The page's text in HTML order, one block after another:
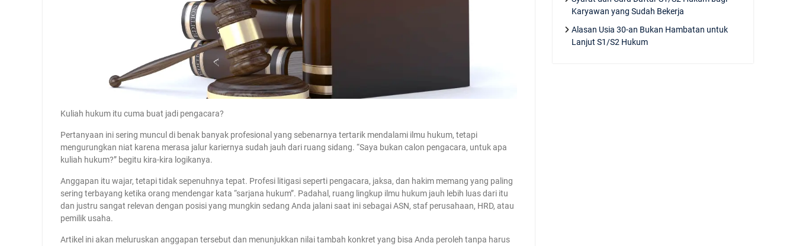
Kuliah hukum itu cuma buat jadi pengacara?
Pertanyaan ini sering muncul di benak banyak profesional yang sebenarnya tertarik mendalami ilmu hukum, tetapi
mengurungkan niat karena merasa jalur kariernya sudah jauh dari ruang sidang. “Saya bukan calon pengacara, untuk apa
kuliah hukum?” begitu kira-kira logikanya.
Anggapan itu wajar, tetapi tidak sepenuhnya tepat. Profesi litigasi seperti pengacara, jaksa, dan hakim memang yang paling
sering terbayang ketika orang mendengar kata “sarjana hukum”. Padahal, ruang lingkup ilmu hukum jauh lebih luas dari itu
dan justru sangat relevan dengan posisi yang mungkin sedang Anda jalani saat ini sebagai ASN, staf perusahaan, HRD, atau
pemilik usaha.
Artikel ini akan meluruskan anggapan tersebut dan menunjukkan nilai tambah konkret yang bisa Anda peroleh tanpa harus
Karyawan yang Sudah Bekerja
Alasan Usia 30-an Bukan Hambatan untuk
Lanjut S1/S2 Hukum